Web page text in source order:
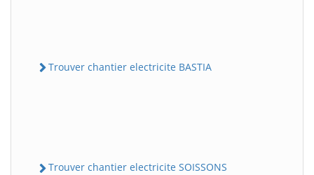
Trouver chantier electricite BASTIA
Trouver chantier electricite SOISSONS